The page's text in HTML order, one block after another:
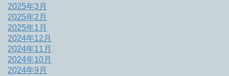
2025年3月
2025年2月
2025年1月
2024年12月
2024年11月
2024年10月
2024年9月